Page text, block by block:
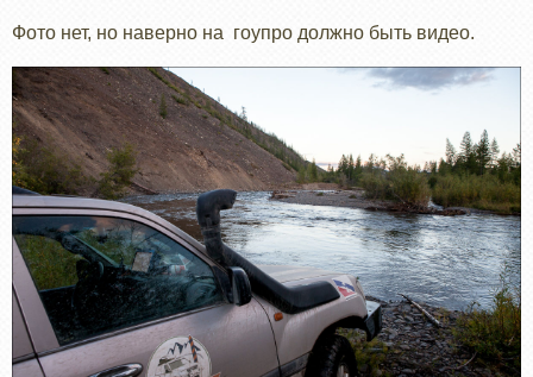
Фото нет, но наверно на гоупро должно быть видео.